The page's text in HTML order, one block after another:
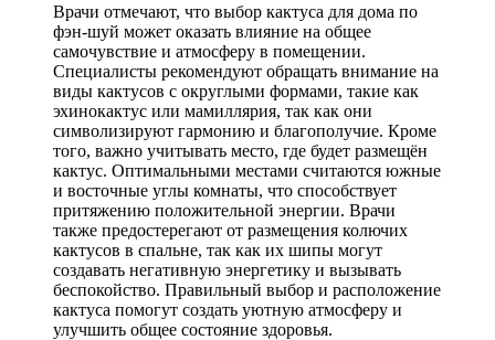
Врачи отмечают, что выбор кактуса для дома по
фэн-шуй может оказать влияние на общее
самочувствие и атмосферу в помещении.
Специалисты рекомендуют обращать внимание на
виды кактусов с округлыми формами, такие как
эхинокактус или мамиллярия, так как они
символизируют гармонию и благополучие. Кроме
того, важно учитывать место, где будет размещён
кактус. Оптимальными местами считаются южные
и восточные углы комнаты, что способствует
притяжению положительной энергии. Врачи
также предостерегают от размещения колючих
кактусов в спальне, так как их шипы могут
создавать негативную энергетику и вызывать
беспокойство. Правильный выбор и расположение
кактуса помогут создать уютную атмосферу и
улучшить общее состояние здоровья.